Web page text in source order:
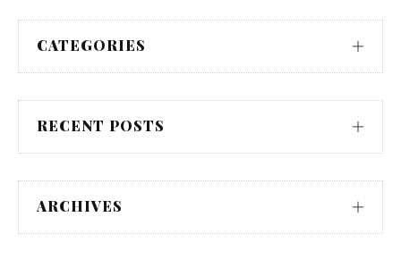
CATEGORIES
RECENT POSTS
ARCHIVES